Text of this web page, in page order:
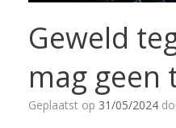
Geweld
mag geen
Geplaatst op 31/05/2024